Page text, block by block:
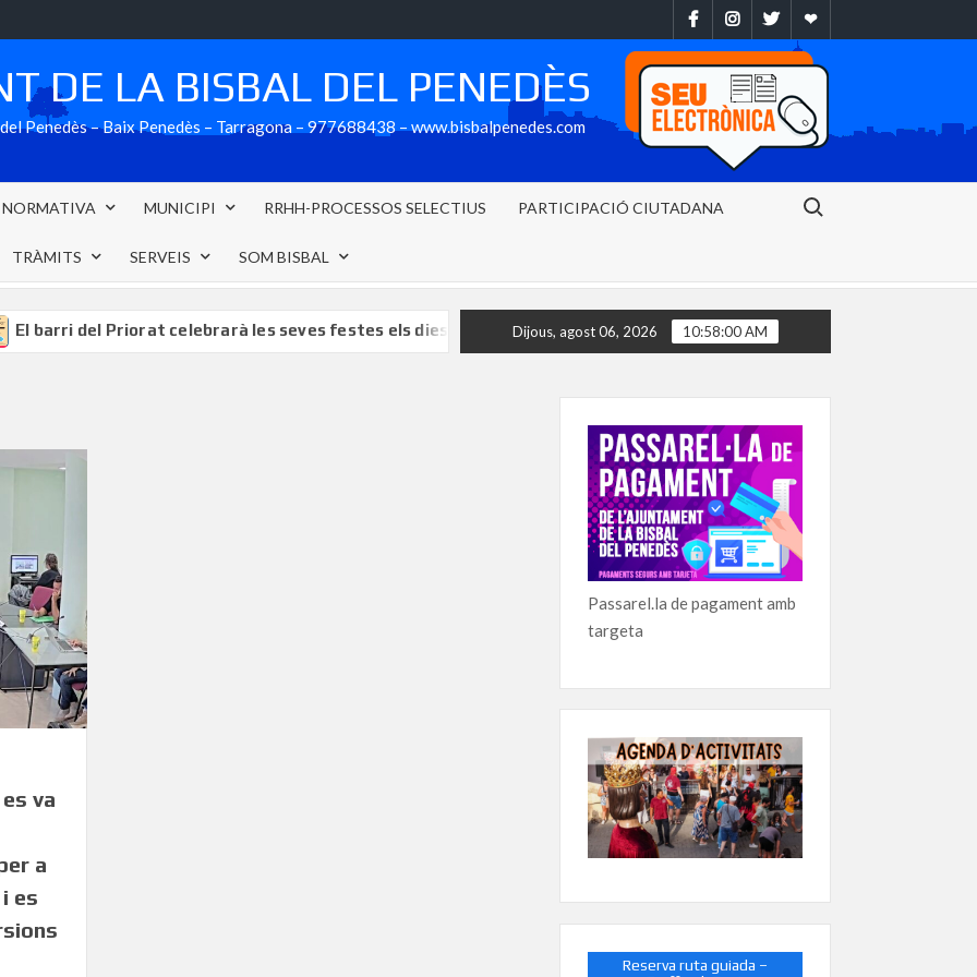
FacebookInstragram
TwitterEbando
DE LA BISBAL DEL PENEDÈS
Penedès – Baix Penedès – Tarragona – 977688438 – www.bisbalpenedes.com
NORMATIVA MUNICIPI RRHH-PROCESSOS SELECTIUS PARTICIPACIÓ CIUTADANA
TRÀMITS SERVEIS SOM BISBAL
Search for:
del Priorat celebrarà les seves festes els dies 8 i 9 d’agost La Bisbal del Penedès baixa al nivell 2 del Pla Alfa i
Dijous, agost 06, 2026 10:58:01 AM
va
a
es
Passarel.la de pagament amb
targeta
Reserva ruta guiada –